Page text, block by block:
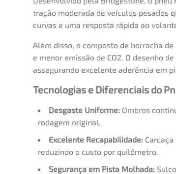
tração moderada de veículos pesados
curvas e uma resposta rápida ao
Além disso, o composto de borracha
e menor emissão de CO2. O desenho
assegurando excelente aderência em
Tecnologias e Diferenciais do
Desgaste Uniforme: Ombros
rodagem original.
Excelente Recapabilidade:
reduzindo o custo por quilômetro.
Segurança em Pista Molhada: